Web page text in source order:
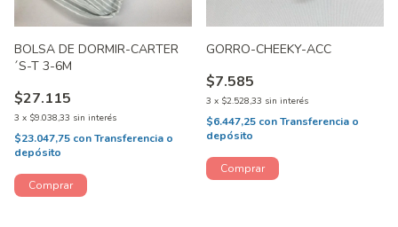
BOLSA DE DORMIR-CARTER
´S-T 3-6M
$27.115
3 x $9.038,33 sin interés
$23.047,75 conTransferencia o
depósito
GORRO-CHEEKY-ACC
$7.585
3 x $2.528,33 sin interés
$6.447,25 conTransferencia o
depósito